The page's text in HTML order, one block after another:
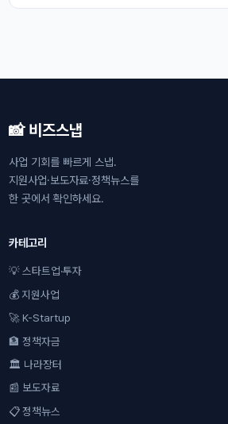
📸 비즈스냅
사업 기회를 빠르게 스냅.
지원사업·보도자료·정책뉴스를
한 곳에서 확인하세요.
카테고리
💡 스타트업·투자
💰 지원사업
🚀 K-Startup
🏦 정책자금
🏛 나라장터
📰 보도자료
📋 정책뉴스